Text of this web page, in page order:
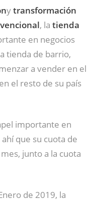
ytransformación
, la tienda
en negocios
tienda de barrio,
a vender en el
el resto de su país
importante en
que su cuota de
junto a la cuota
de 2019, la